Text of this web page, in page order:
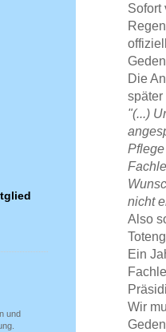
und
Sofort
Die
später
"(...)
nicht
Also
Ein
Wir